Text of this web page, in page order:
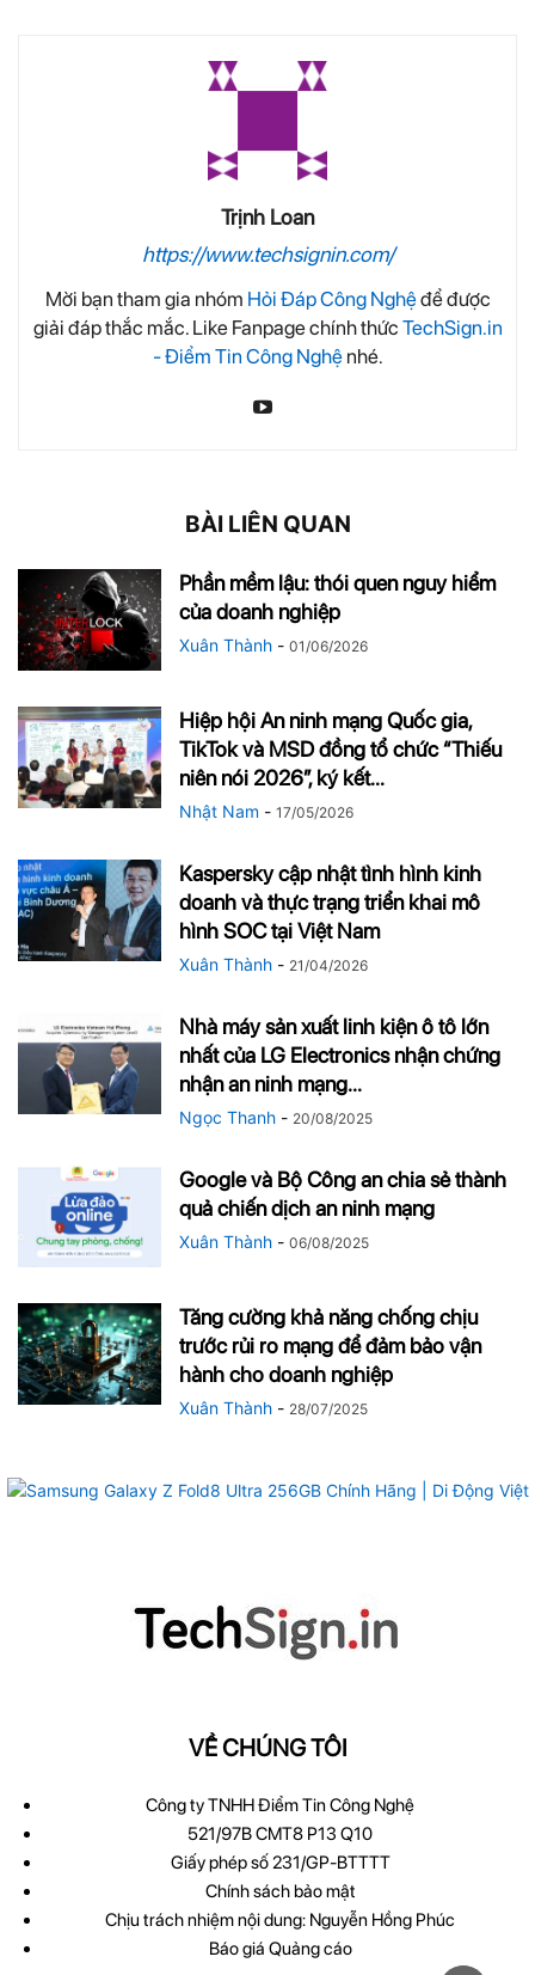
Trịnh Loan
https://www.techsignin.com/
Mời bạn tham gia nhóm Hỏi Đáp Công Nghệđể được
giải đáp thắc mắc. Like Fanpage chính thức TechSign.in
- Điểm Tin Công Nghệnhé.
BÀI LIÊN QUAN
Phần mềm lậu: thói quen nguy hiểm
của doanh nghiệp
Xuân Thành - 01/06/2026
Hiệp hội An ninh mạng Quốc gia,
TikTok và MSD đồng tổ chức “Thiếu
niên nói 2026″, ký kết...
Nhật Nam - 17/05/2026
Kaspersky cập nhật tình hình kinh
doanh và thực trạng triển khai mô
hình SOC tại Việt Nam
Xuân Thành - 21/04/2026
Nhà máy sản xuất linh kiện ô tô lớn
nhất của LG Electronics nhận chứng
nhận an ninh mạng...
Ngọc Thanh - 20/08/2025
Google và Bộ Công an chia sẻ thành
quả chiến dịch an ninh mạng
Xuân Thành - 06/08/2025
Tăng cường khả năng chống chịu
trước rủi ro mạng để đảm bảo vận
hành cho doanh nghiệp
Xuân Thành - 28/07/2025
VỀ CHÚNG TÔI
Công ty TNHH Điểm Tin Công Nghệ
521/97B CMT8 P13 Q10
Giấy phép số 231/GP-BTTTT
Chính sách bảo mật
Chịu trách nhiệm nội dung: Nguyễn Hồng Phúc
Báo giá Quảng cáo